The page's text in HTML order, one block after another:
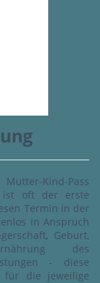
Kind-Pass
ist oft der erste
Termin in der
in Anspruch
Geburt,
des
- diese
die jeweilige